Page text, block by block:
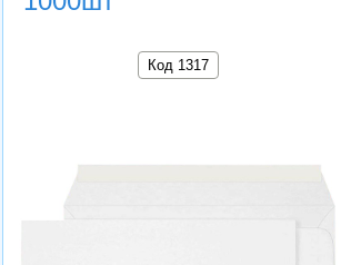
Код 1317